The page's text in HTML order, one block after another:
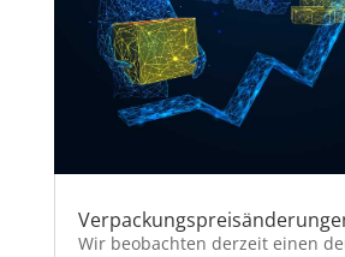
Wir beobachten derzeit einen